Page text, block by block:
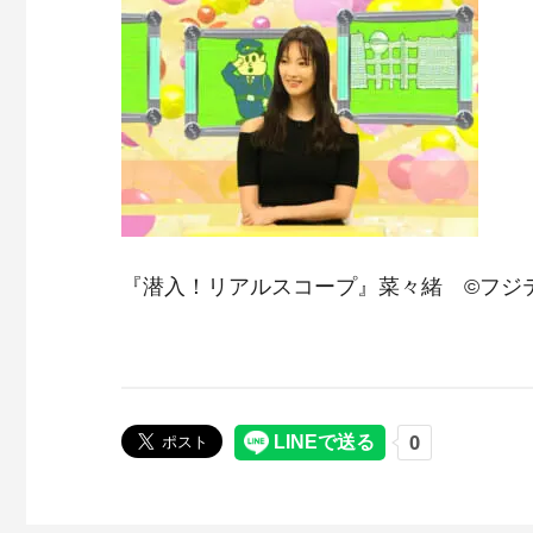
『潜入！リアルスコープ』菜々緒 ©フジ